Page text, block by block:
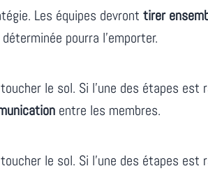
Les équipes devront tirer
pourra l’emporter.
le sol. Si l’une des étapes est
entre les membres.
le sol. Si l’une des étapes est